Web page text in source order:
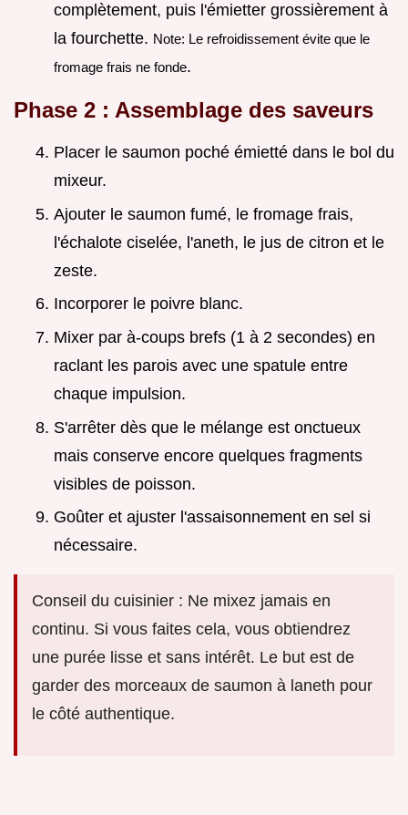
complètement, puis l'émietter grossièrement à
la fourchette. Note: Le refroidissement évite que le
fromage frais ne fonde.
Phase 2 : Assemblage des saveurs
Placer le saumon poché émietté dans le bol du
mixeur.
Ajouter le saumon fumé, le fromage frais,
l'échalote ciselée, l'aneth, le jus de citron et le
zeste.
Incorporer le poivre blanc.
Mixer par à-coups brefs (1 à 2 secondes) en
raclant les parois avec une spatule entre
chaque impulsion.
S'arrêter dès que le mélange est onctueux
mais conserve encore quelques fragments
visibles de poisson.
Goûter et ajuster l'assaisonnement en sel si
nécessaire.
Conseil du cuisinier : Ne mixez jamais en
continu. Si vous faites cela, vous obtiendrez
une purée lisse et sans intérêt. Le but est de
garder des morceaux de saumon à laneth pour
le côté authentique.